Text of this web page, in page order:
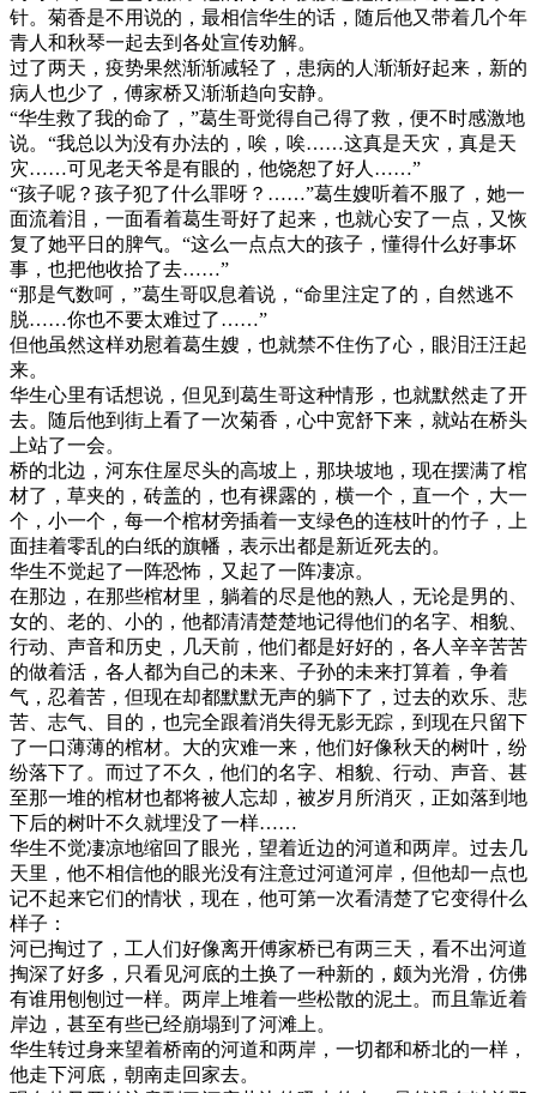
针。菊香是不用说的，最相信华生的话，随后他又带着几个年
青人和秋琴一起去到各处宣传劝解。
过了两天，疫势果然渐渐减轻了，患病的人渐渐好起来，新的
病人也少了，傅家桥又渐渐趋向安静。
“华生救了我的命了，”葛生哥觉得自己得了救，便不时感激地
说。“我总以为没有办法的，唉，唉……这真是天灾，真是天
灾……可见老天爷是有眼的，他饶恕了好人……”
“孩子呢？孩子犯了什么罪呀？……”葛生嫂听着不服了，她一
面流着泪，一面看着葛生哥好了起来，也就心安了一点，又恢
复了她平日的脾气。“这么一点点大的孩子，懂得什么好事坏
事，也把他收拾了去……”
“那是气数呵，”葛生哥叹息着说，“命里注定了的，自然逃不
脱……你也不要太难过了……”
但他虽然这样劝慰着葛生嫂，也就禁不住伤了心，眼泪汪汪起
来。
华生心里有话想说，但见到葛生哥这种情形，也就默然走了开
去。随后他到街上看了一次菊香，心中宽舒下来，就站在桥头
上站了一会。
桥的北边，河东住屋尽头的高坡上，那块坡地，现在摆满了棺
材了，草夹的，砖盖的，也有裸露的，横一个，直一个，大一
个，小一个，每一个棺材旁插着一支绿色的连枝叶的竹子，上
面挂着零乱的白纸的旗幡，表示出都是新近死去的。
华生不觉起了一阵恐怖，又起了一阵凄凉。
在那边，在那些棺材里，躺着的尽是他的熟人，无论是男的、
女的、老的、小的，他都清清楚楚地记得他们的名字、相貌、
行动、声音和历史，几天前，他们都是好好的，各人辛辛苦苦
的做着活，各人都为自己的未来、子孙的未来打算着，争着
气，忍着苦，但现在却都默默无声的躺下了，过去的欢乐、悲
苦、志气、目的，也完全跟着消失得无影无踪，到现在只留下
了一口薄薄的棺材。大的灾难一来，他们好像秋天的树叶，纷
纷落下了。而过了不久，他们的名字、相貌、行动、声音、甚
至那一堆的棺材也都将被人忘却，被岁月所消灭，正如落到地
下后的树叶不久就埋没了一样……
华生不觉凄凉地缩回了眼光，望着近边的河道和两岸。过去几
天里，他不相信他的眼光没有注意过河道河岸，但他却一点也
记不起来它们的情状，现在，他可第一次看清楚了它变得什么
样子：
河已掏过了，工人们好像离开傅家桥已有两三天，看不出河道
掏深了好多，只看见河底的土换了一种新的，颇为光滑，仿佛
有谁用刨刨过一样。两岸上堆着一些松散的泥土。而且靠近着
岸边，甚至有些已经崩塌到了河滩上。
华生转过身来望着桥南的河道和两岸，一切都和桥北的一样，
他走下河底，朝南走回家去。